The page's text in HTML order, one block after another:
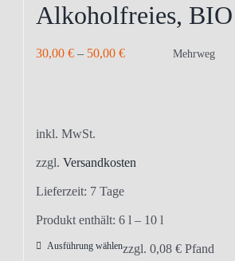
Alkoholfreies, BIO
30,00€ – 50,00€ Mehrweg
inkl. MwSt.
zzgl.Versandkosten
Lieferzeit: 7 Tage
Produkt enthält: 6l – 10l
Ausführung wählenDieses
zzgl.0,08€ Pfand